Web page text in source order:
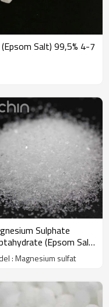
Salt) 99,5% 4-7
Sulphate
(Epsom Salt)
0,1-1mm bubuk kristal
: Magnesium sulfat